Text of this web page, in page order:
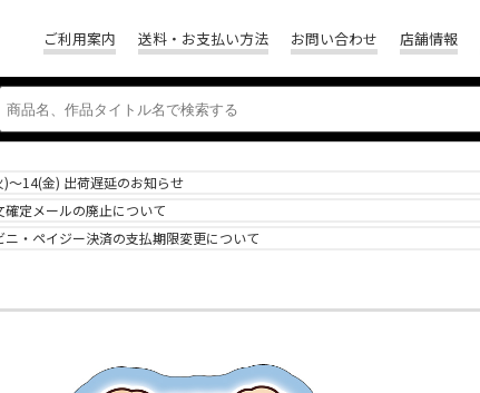
ご利用案内 送料・お支払い方法 お問い合わせ 店舗情報
～14(金) 出荷遅延のお知らせ
確定メールの廃止について
ニ・ペイジー決済の支払期限変更について